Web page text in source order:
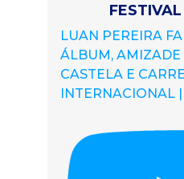
LUAN PEREIRA
ÁLBUM, AMIZADE
CASTELA E
INTERNACIONAL